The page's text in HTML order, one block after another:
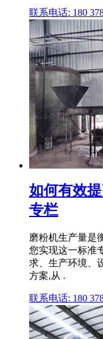
联系电话: 180
如何有效
专栏
磨粉机生产量是
您实现这一标准
求、生产环境、
方案,从 .
联系电话: 180